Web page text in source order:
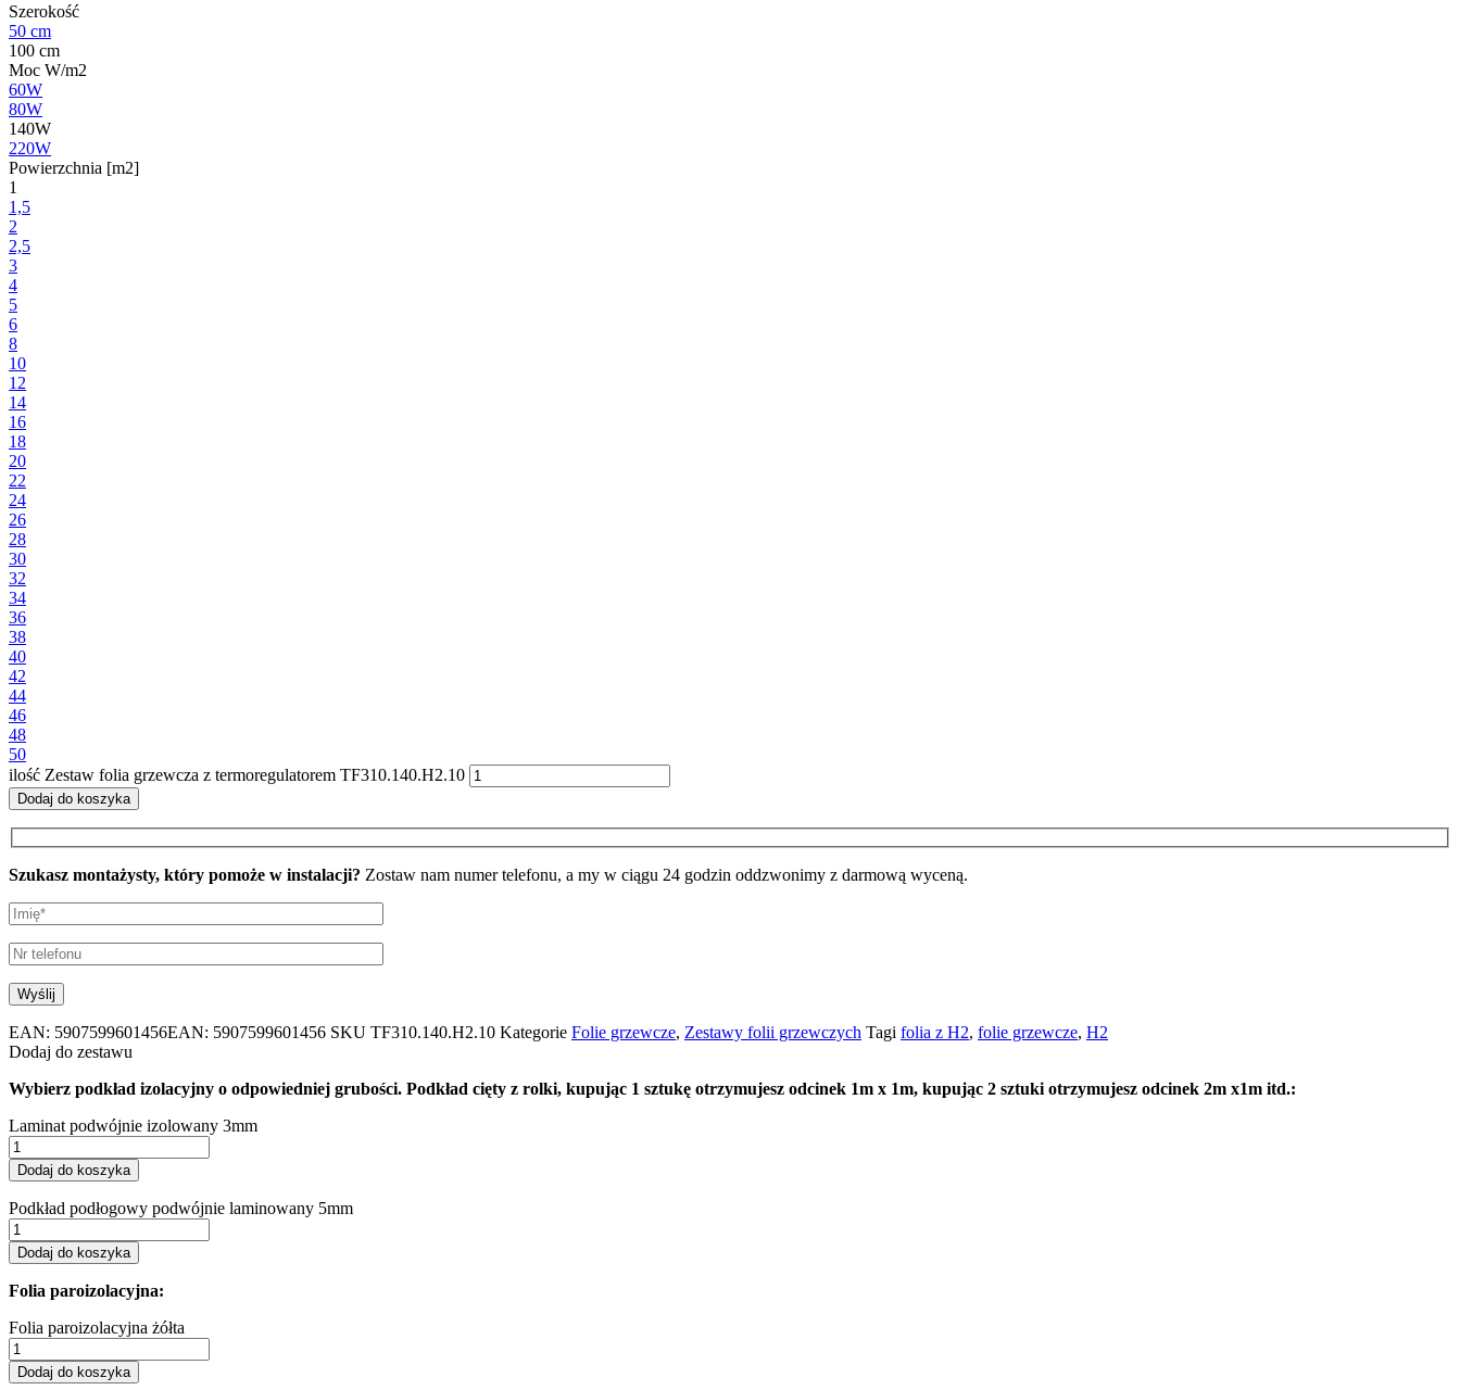
Szerokość
50 cm
100 cm
Moc W/m2
60W
80W
140W
220W
Powierzchnia [m2]
1
1,5
2
2,5
3
4
5
6
8
10
12
14
16
18
20
22
24
26
28
30
32
34
36
38
40
42
44
46
48
50
ilość Zestaw folia grzewcza z termoregulatorem TF310.140.H2.10
Dodaj do koszyka
Szukasz montażysty, który pomoże w instalacji? Zostaw nam numer telefonu, a my w ciągu 24 godzin oddzwonimy z darmową wyceną.
EAN: 5907599601456EAN: 5907599601456 SKU TF310.140.H2.10 Kategorie Folie grzewcze, Zestawy folii grzewczych Tagi folia z H2, folie grzewcze, H2
Dodaj do zestawu
Wybierz podkład izolacyjny o odpowiedniej grubości. Podkład cięty z rolki, kupując 1 sztukę otrzymujesz odcinek 1m x 1m, kupując 2 sztuki otrzymujesz odcinek 2m x1m itd.:
Laminat podwójnie izolowany 3mm
Dodaj do koszyka
Podkład podłogowy podwójnie laminowany 5mm
Dodaj do koszyka
Folia paroizolacyjna:
Folia paroizolacyjna żółta
Dodaj do koszyka